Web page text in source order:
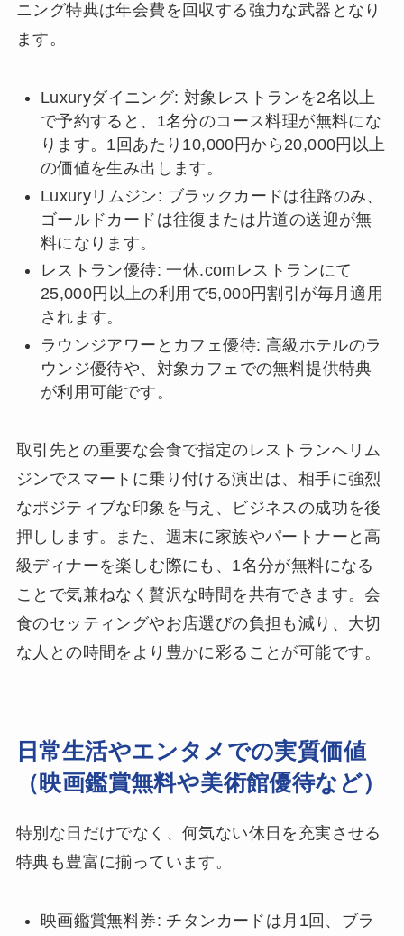
ニング特典は年会費を回収する強力な武器となり
ます。
Luxuryダイニング: 対象レストランを2名以上
で予約すると、1名分のコース料理が無料にな
ります。1回あたり10,000円から20,000円以上
の価値を生み出します。
Luxuryリムジン: ブラックカードは往路のみ、
ゴールドカードは往復または片道の送迎が無
料になります。
レストラン優待: 一休.comレストランにて
25,000円以上の利用で5,000円割引が毎月適用
されます。
ラウンジアワーとカフェ優待: 高級ホテルのラ
ウンジ優待や、対象カフェでの無料提供特典
が利用可能です。
取引先との重要な会食で指定のレストランへリム
ジンでスマートに乗り付ける演出は、相手に強烈
なポジティブな印象を与え、ビジネスの成功を後
押しします。また、週末に家族やパートナーと高
級ディナーを楽しむ際にも、1名分が無料になる
ことで気兼ねなく贅沢な時間を共有できます。会
食のセッティングやお店選びの負担も減り、大切
な人との時間をより豊かに彩ることが可能です。
日常生活やエンタメでの実質価値
（映画鑑賞無料や美術館優待など）
特別な日だけでなく、何気ない休日を充実させる
特典も豊富に揃っています。
映画鑑賞無料券: チタンカードは月1回、ブラ